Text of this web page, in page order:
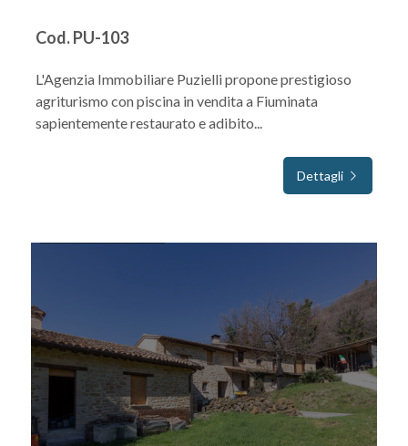
Cod. PU-103
L'Agenzia Immobiliare Puzielli propone prestigioso
agriturismo con piscina in vendita a Fiuminata
sapientemente restaurato e adibito...
Dettagli